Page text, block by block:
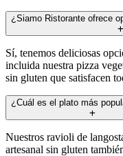
¿Siamo Ristorante ofrece
Sí, tenemos deliciosas
incluida nuestra pizza
sin gluten que satisfacen
¿Cuál es el plato más
Nuestros ravioli de
artesanal sin gluten